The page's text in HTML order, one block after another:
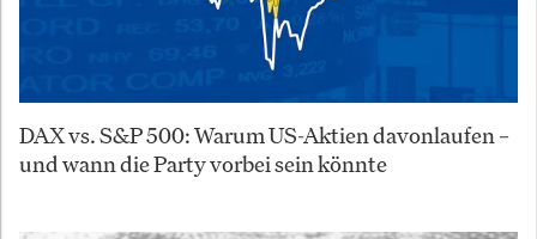
DAX vs. S&P 500: Warum US-Aktien davonlaufen –
und wann die Party vorbei sein könnte